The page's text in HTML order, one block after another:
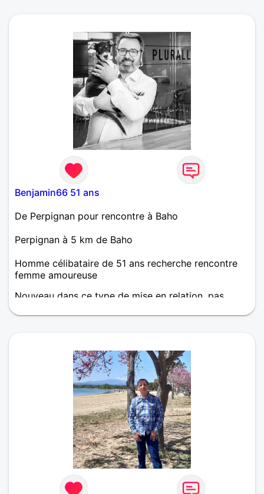
Benjamin66 51 ans
De Perpignan pour rencontre à Baho
Perpignan à 5 km de Baho
Homme célibataire de 51 ans recherche rencontre
femme amoureuse
Nouveau dans ce type de mise en relation, pas
rien !